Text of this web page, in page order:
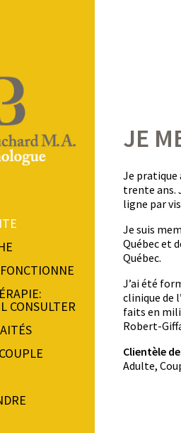
CONSULTER
JE
Je pratique
trente ans.
ligne par
Je suis
Québec et
Québec.
J’ai été
clinique de
faits en
Robert-
Clientèle
Adulte,